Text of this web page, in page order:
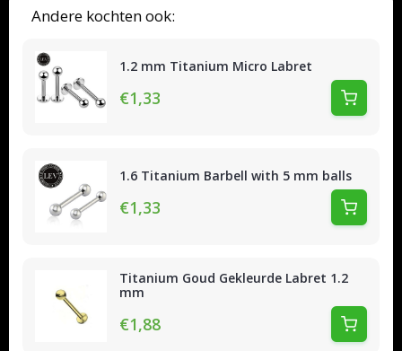
Andere kochten ook:
1.2 mm Titanium Micro Labret
€1,33
1.6 Titanium Barbell with 5 mm balls
€1,33
Titanium Goud Gekleurde Labret 1.2
mm
€1,88